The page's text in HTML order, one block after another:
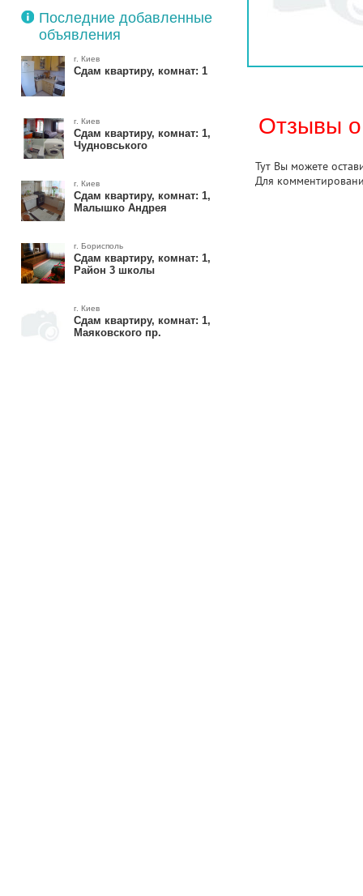
Последние добавленные
объявления
г. Киев
Сдам квартиру, комнат: 1
г. Киев
Сдам квартиру, комнат: 1,
Чудновського
г. Киев
Сдам квартиру, комнат: 1,
Малышко Андрея
г. Борисполь
Сдам квартиру, комнат: 1,
Район 3 школы
г. Киев
Сдам квартиру, комнат: 1,
Маяковского пр.
Отзывы о
Тут Вы можете
Для